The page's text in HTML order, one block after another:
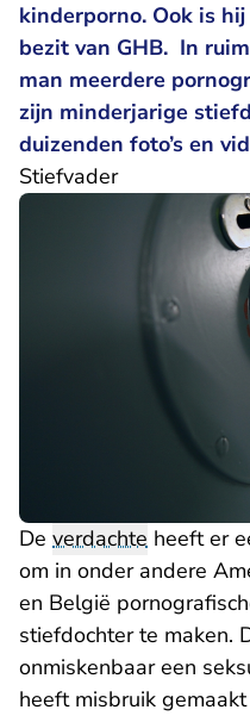
kinderporno. Ook is
bezit van GHB. In
man meerdere
zijn minderjarige
duizenden foto’s en
Stiefvader
De verdachte heeft er
om in onder andere
en België
stiefdochter te maken.
onmiskenbaar een
heeft misbruik